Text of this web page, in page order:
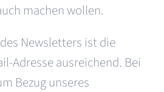
machen wollen.
Newsletters ist die
Adresse ausreichend. Bei
Bezug unseres